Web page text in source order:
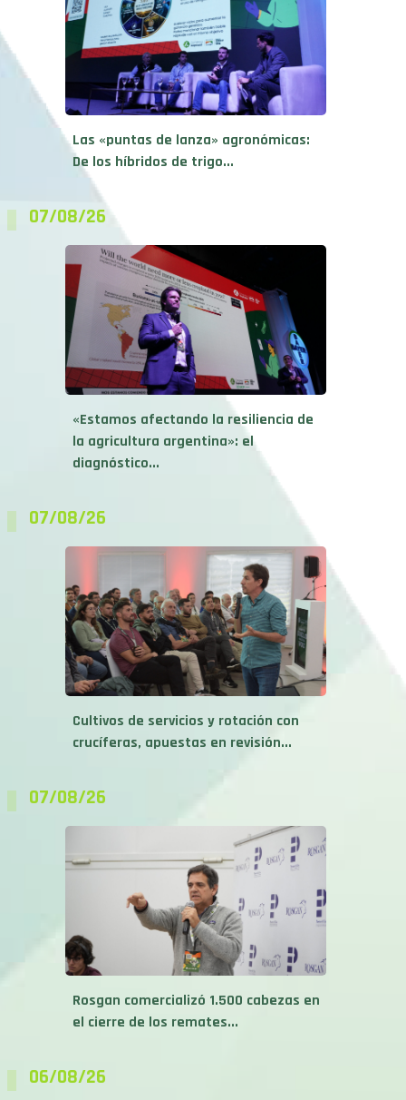
Las «puntas de lanza» agronómicas:
De los híbridos de trigo...
07/08/26
«Estamos afectando la resiliencia de
la agricultura argentina»: el
diagnóstico...
07/08/26
Cultivos de servicios y rotación con
crucíferas, apuestas en revisión...
07/08/26
Rosgan comercializó 1.500 cabezas en
el cierre de los remates...
06/08/26